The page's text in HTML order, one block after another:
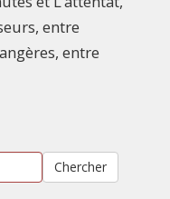
entre
entre
Chercher